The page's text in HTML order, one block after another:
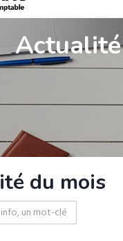
Actualité
du mois